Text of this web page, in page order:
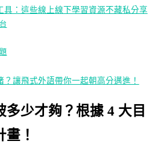
具：這些線上線下學習資源不藏私分享
讓飛式外語帶你一起朝高分邁進！
少才夠？根據 4 大目
！